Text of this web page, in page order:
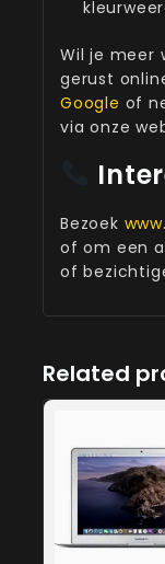
Wil je meer
gerust
Google of
via onze
Bezoek www
of om een
of
Related